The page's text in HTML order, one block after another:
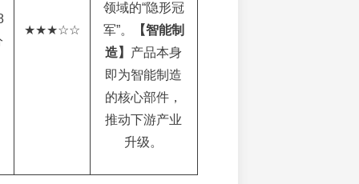
★★★☆☆
领域的“隐形冠
军”。
【智能制
造】 产品本身
即为智能制造
的核心部件，
推动下游产业
升级。